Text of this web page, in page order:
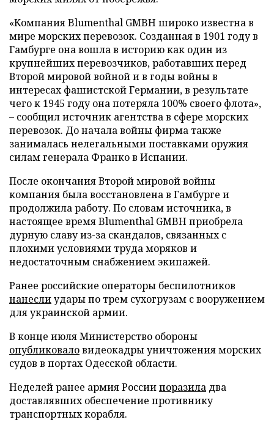
«Компания Blumenthal GMBH широко известна в
мире морских перевозок. Созданная в 1901 году в
Гамбурге она вошла в историю как один из
крупнейших перевозчиков, работавших перед
Второй мировой войной и в годы войны в
интересах фашистской Германии, в результате
чего к 1945 году она потеряла 100% своего флота»,
– сообщил источник агентства в сфере морских
перевозок. До начала войны фирма также
занималась нелегальными поставками оружия
силам генерала Франко в Испании.
После окончания Второй мировой войны
компания была восстановлена в Гамбурге и
продолжила работу. По словам источника, в
настоящее время Blumenthal GMBH приобрела
дурную славу из-за скандалов, связанных с
плохими условиями труда моряков и
недостаточным снабжением экипажей.
Ранее российские операторы беспилотников
нанеслиудары по трем сухогрузам с вооружением
для украинской армии.
В конце июля Министерство обороны
опубликоваловидеокадры уничтожения морских
судов в портах Одесской области.
Неделей ранее армия Россиипоразила два
доставлявших обеспечение противнику
транспортных корабля.